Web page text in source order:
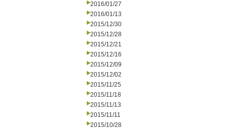
2016/01/27
2016/01/13
2015/12/30
2015/12/28
2015/12/21
2015/12/16
2015/12/09
2015/12/02
2015/11/25
2015/11/18
2015/11/13
2015/11/11
2015/10/28